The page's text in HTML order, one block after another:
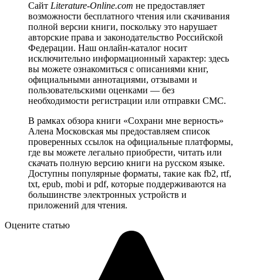
Сайт Literature-Online.com не предоставляет
возможности бесплатного чтения или скачивания
полной версии книги, поскольку это нарушает
авторские права и законодательство Российской
Федерации. Наш онлайн-каталог носит
исключительно информационный характер: здесь
вы можете ознакомиться с описаниями книг,
официальными аннотациями, отзывами и
пользовательскими оценками — без
необходимости регистрации или отправки СМС.
В рамках обзора книги «Сохрани мне верность»
Алена Московская мы предоставляем список
проверенных ссылок на официальные платформы,
где вы можете легально приобрести, читать или
скачать полную версию книги на русском языке.
Доступны популярные форматы, такие как fb2, rtf,
txt, epub, mobi и pdf, которые поддерживаются на
большинстве электронных устройств и
приложений для чтения.
Оцените статью